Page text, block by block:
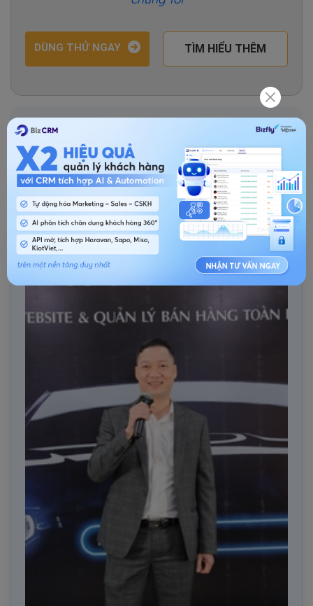
DÙNG THỬ NGAY TÌM HIỂU THÊM
Kiến thức về CRM
Chia sẻ bài viết